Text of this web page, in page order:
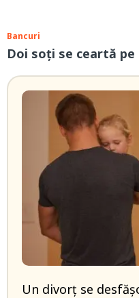
Bancuri
Doi soți se ceartă
Un divorț se